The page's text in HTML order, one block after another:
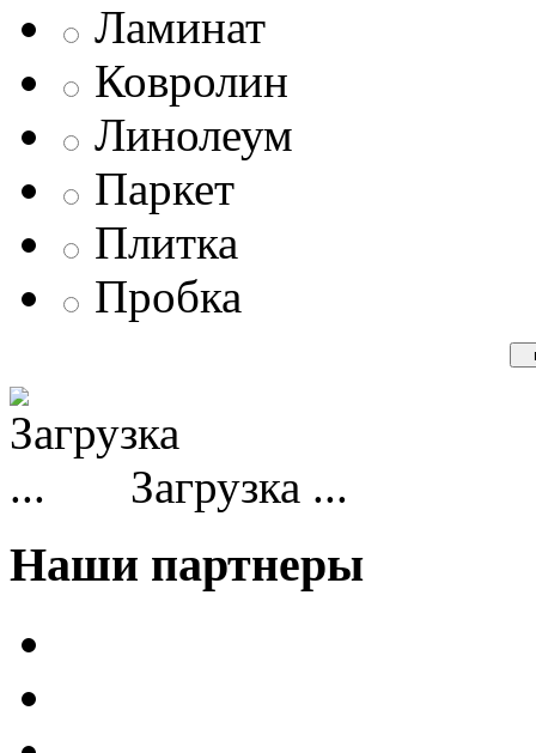
Ламинат
Ковролин
Линолеум
Паркет
Плитка
Пробка
Загрузка ...
Наши партнеры